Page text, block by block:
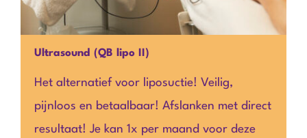
Ultrasound (QB lipo II)
Het alternatief voor liposuctie! Veilig,
pijnloos en betaalbaar! Afslanken met direct
resultaat! Je kan 1x per maand voor deze